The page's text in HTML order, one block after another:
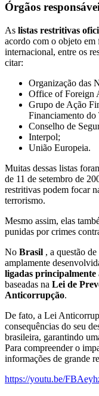
Órgãos
As listas restritivas
acordo com o objeto em
internacional, entre os
citar:
Organização das
Office of Foreign
Grupo de Ação
Financiamento
Conselho de
Interpol;
União Europeia.
Muitas dessas listas
de 11 de setembro de
restritivas podem focar
terrorismo.
Mesmo assim, elas
punidas por crimes
No Brasil , a questão
amplamente
ligadas
baseadas na Lei de
Anticorrupção.
De fato, a Lei
consequências do seu
brasileira, garantindo
Para compreender o
informações de grande
https://youtu.be/